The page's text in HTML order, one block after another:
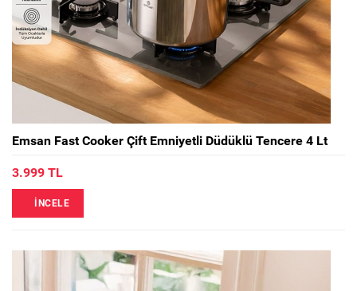
Emsan Fast Cooker Çift Emniyetli Düdüklü Tencere 4 Lt
3.999 TL
İNCELE